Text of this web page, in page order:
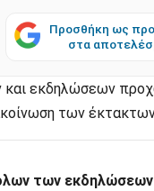
Προσθήκη ως
στα
εκδηλώσεων
των
των εκδηλώσεων